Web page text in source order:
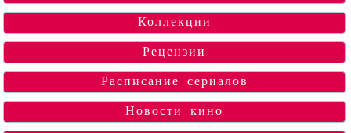
Коллекции
Рецензии
Расписание сериалов
Новости кино